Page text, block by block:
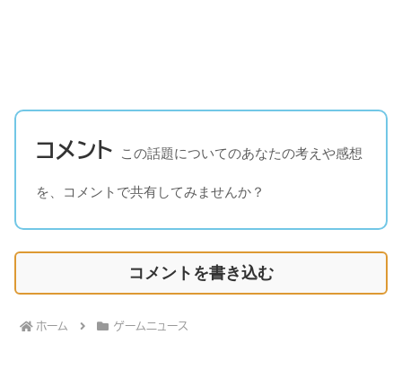
コメント この話題についてのあなたの考えや感想
を、コメントで共有してみませんか？
コメントを書き込む
ホーム ゲームニュース